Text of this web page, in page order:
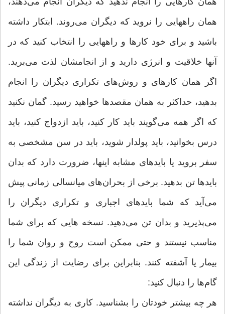
همان راههایی را نروید كه دیگران می‌‌روند. ابتكار داشته
باشید و برای خود كارها و راههایی را انتخاب كنید كه در
آنها خلاقیت و انرژی دارید و از انجامشان لذت می‌‌برید.
اگر همان كارهای و روش‌‌های تكراری دیگران را انجام
بدهید‌‌، حداكثر به همان مقصد‌‌ها خواهید رسید. گمان نكنید
كه اگر همه می‌‌گویند باید كار كنید، باید ازدواج كنید‌‌، باید
درس بخوانید‌‌، باید پولدار شوید، باید در سن مشخصی به
سفر بروید یا باید‌‌های مشابه اینها‌‌، ضرورت دارد كه بدان
باید‌‌ها تن بدهید. برخی از بحران‌‌های میانسالی زمانی پیش
می‌‌آید كه شما باید‌‌های اجباری و تكراری دیگران را
می‌‌پذیرید و بدان تن می‌‌دهید. نسخه هایی كه برای شما
مناسب نیستند و حتی ممكن است روح و روان شما را
بیمار یا آشفته كنند. بنابراین برای رضایت از زندگی این
گام‌‌ها را دنبال كنید:
هر چه بیشتر خودتان را بشناسید. كاری به دیگران نداشته